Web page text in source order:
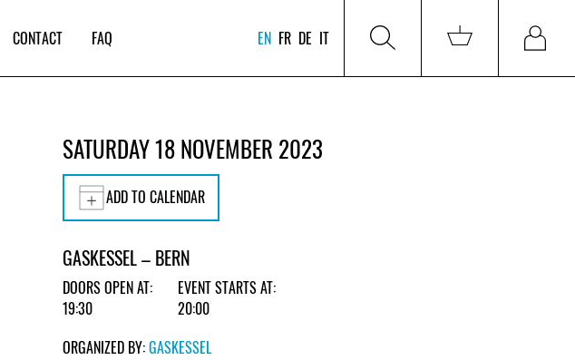
CONTACT FAQ EN FR DE IT
SATURDAY 18 NOVEMBER 2023
ADD TO CALENDAR
GASKESSEL – BERN
DOORS OPEN AT:
19:30
EVENT STARTS AT:
20:00
ORGANIZED BY:GASKESSEL